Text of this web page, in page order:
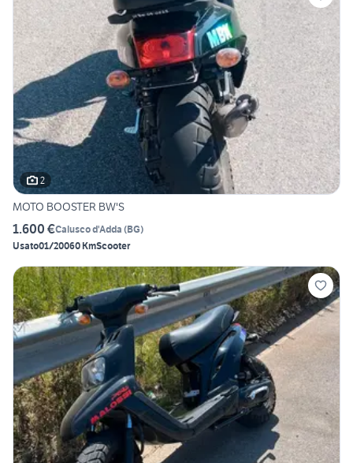
2
MOTO BOOSTER BW'S
1.600 €Calusco d'Adda (BG)
Usato01/20060 KmScooter